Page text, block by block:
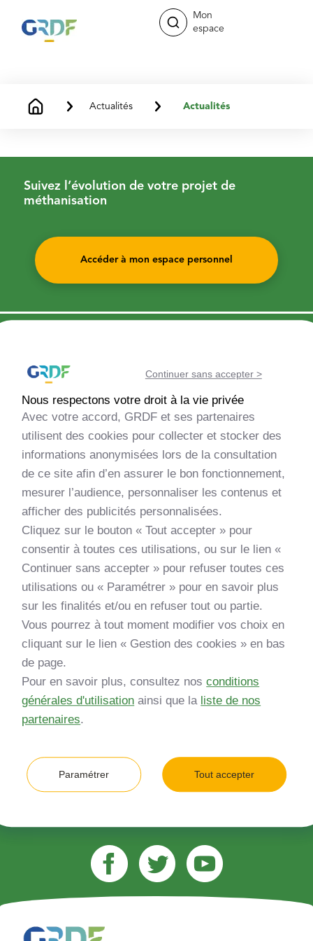
Mon
espace
Actualités Actualités
Suivez l’évolution de votre projet de
méthanisation
Accéder à mon espace personnel
Echanger avec la communauté
Evaluer la faisabilité de mon projet
Monter mon projet
Découvrir les nouveautés
Apprendre et me former
Inscrivez-vous à notre newsletter
Entreprise
Quelle est votre type d’entreprise ?
M’inscrire
Continuer sans accepter >
Nous respectons votre droit à la vie privée
Avec votre accord, GRDF et ses partenaires
utilisent des cookies pour collecter et stocker des
informations anonymisées lors de la consultation
de ce site afin d’en assurer le bon fonctionnement,
mesurer l’audience, personnaliser les contenus et
afficher des publicités personnalisées.
Cliquez sur le bouton « Tout accepter » pour
consentir à toutes ces utilisations, ou sur le lien «
Continuer sans accepter » pour refuser toutes ces
utilisations ou « Paramétrer » pour en savoir plus
sur les finalités et/ou en refuser tout ou partie.
Vous pourrez à tout moment modifier vos choix en
cliquant sur le lien « Gestion des cookies » en bas
de page.
Pour en savoir plus, consultez nosconditions
générales d'utilisation ainsi que la liste de nos
partenaires.
Paramétrer Tout accepter